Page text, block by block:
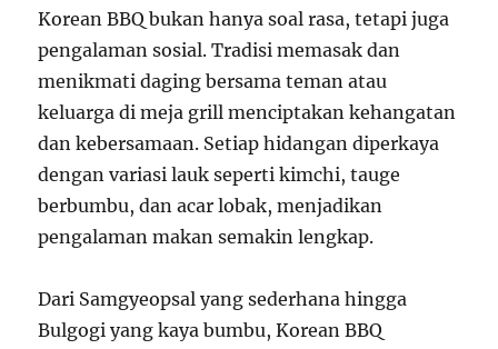
Korean BBQ bukan hanya soal rasa, tetapi juga
pengalaman sosial. Tradisi memasak dan
menikmati daging bersama teman atau
keluarga di meja grill menciptakan kehangatan
dan kebersamaan. Setiap hidangan diperkaya
dengan variasi lauk seperti kimchi, tauge
berbumbu, dan acar lobak, menjadikan
pengalaman makan semakin lengkap.
Dari Samgyeopsal yang sederhana hingga
Bulgogi yang kaya bumbu, Korean BBQ